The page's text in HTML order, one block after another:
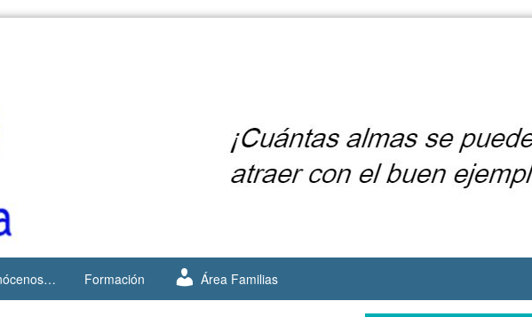
Formación Área Familias